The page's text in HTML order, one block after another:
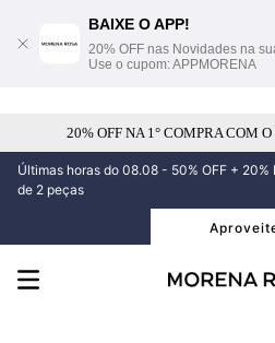
BAIXE O APP!
20% OFF nas Novidades na
Use o cupom: APPMORENA
20% OFF NA 1° COMPRA COM
Últimas horas do 08.08 - 50% OFF + 20%
de 2 peças